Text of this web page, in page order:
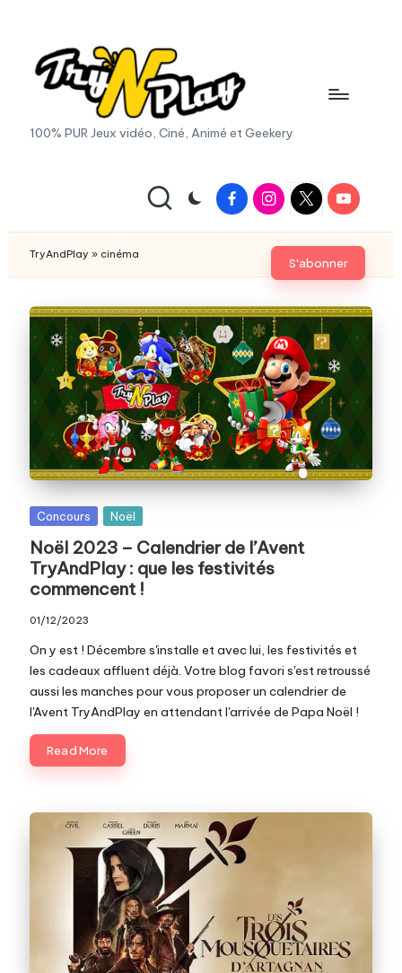
content
T
A
n
P
la
y.
c
o
m
100% PUR Jeux vidéo, Ciné, Animé et Geekery
FacebookInstagram
X
|
Twitter
Youtube
S'abonner
TryAndPlay » cinéma
Posted
Concours Noël
Noël 2023 – Calendrier de l’Avent
TryAndPlay : que les festivités
commencent !
01/12/2023
On y est ! Décembre s'installe et avec lui, les festivités et
les cadeaux affluent déjà. Votre blog favori s'est retroussé
aussi les manches pour vous proposer un calendrier de
l'Avent TryAndPlay en attendant l'arrivée de Papa Noël !
Read More